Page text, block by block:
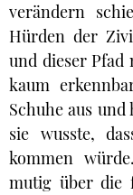
verändern
Hürden der
und dieser Pfad
kaum
Schuhe aus
sie wusste,
kommen
mutig über die